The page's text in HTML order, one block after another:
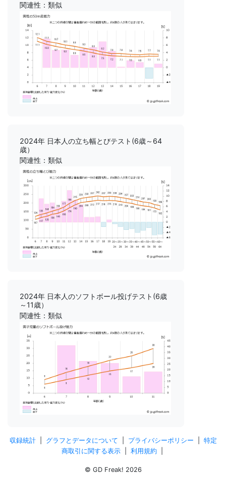
関連性：類似
2024年 日本人の立ち幅とびテスト(6歳～64
歳）
関連性：類似
2024年 日本人のソフトボール投げテスト(6歳
～11歳）
関連性：類似
収録統計| グラフとデータについて プライバシーポリシー
特定
商取引に関する表示| 利用規約
© GD Freak! 2026